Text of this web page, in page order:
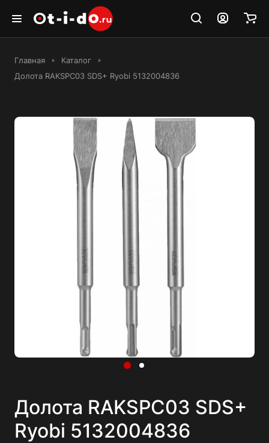
Главная
Каталог
Долота RAKSPC03 SDS+ Ryobi 5132004836
Долота RAKSPC03 SDS+
Ryobi 5132004836